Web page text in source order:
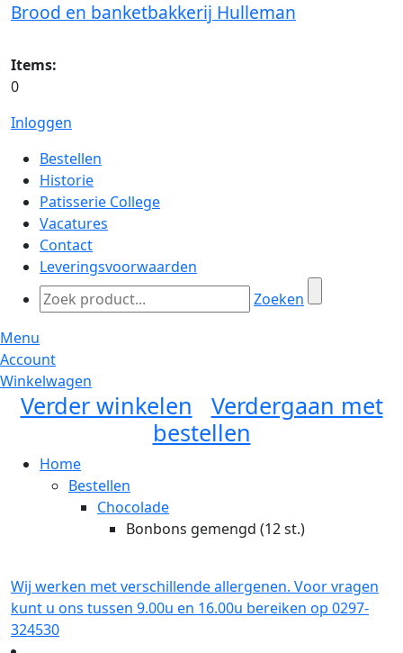
Brood en banketbakkerij Hulleman
Items:
0
Inloggen
Bestellen
Historie
Patisserie College
Vacatures
Contact
Leveringsvoorwaarden
Zoeken
Menu
Account
Winkelwagen
Verder winkelen
Verdergaan met
bestellen
Home
Bestellen
Chocolade
Bonbons gemengd (12 st.)
Wij werken met verschillende allergenen. Voor vragen
kunt u ons tussen 9.00u en 16.00u bereiken op 0297-
324530